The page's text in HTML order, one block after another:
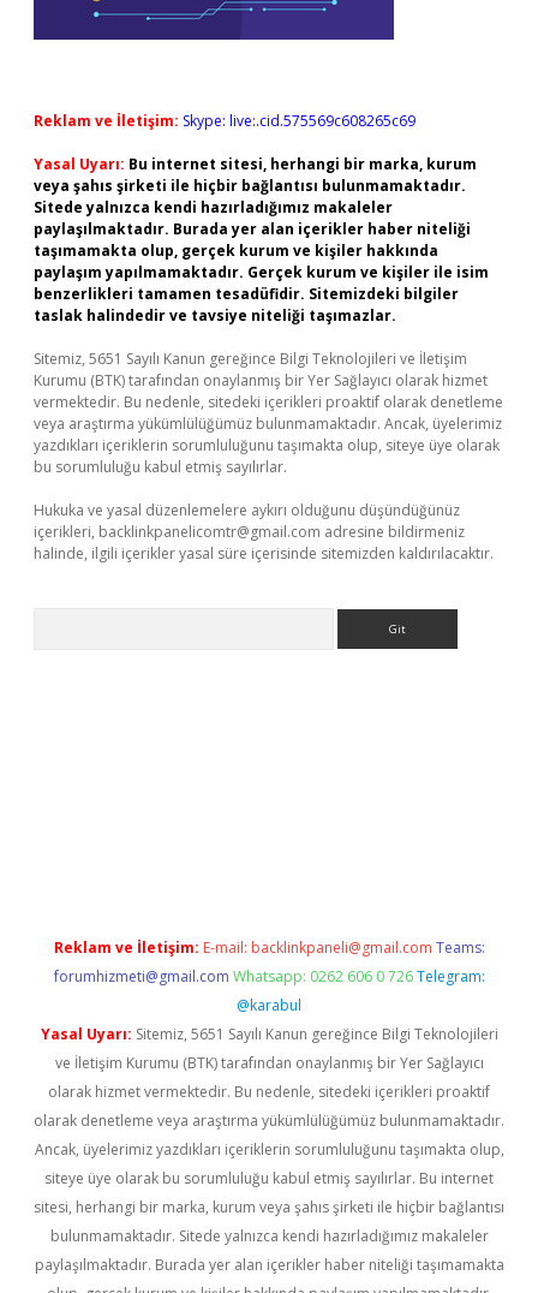
Reklam ve İletişim: Skype: live:.cid.575569c608265c69
Yasal Uyarı: Bu internet sitesi, herhangi bir marka, kurum
veya şahıs şirketi ile hiçbir bağlantısı bulunmamaktadır.
Sitede yalnızca kendi hazırladığımız makaleler
paylaşılmaktadır. Burada yer alan içerikler haber niteliği
taşımamakta olup, gerçek kurum ve kişiler hakkında
paylaşım yapılmamaktadır. Gerçek kurum ve kişiler ile isim
benzerlikleri tamamen tesadüfidir. Sitemizdeki bilgiler
taslak halindedir ve tavsiye niteliği taşımazlar.
Sitemiz, 5651 Sayılı Kanun gereğince Bilgi Teknolojileri ve İletişim
Kurumu (BTK) tarafından onaylanmış bir Yer Sağlayıcı olarak hizmet
vermektedir. Bu nedenle, sitedeki içerikleri proaktif olarak denetleme
veya araştırma yükümlülüğümüz bulunmamaktadır. Ancak, üyelerimiz
yazdıkları içeriklerin sorumluluğunu taşımakta olup, siteye üye olarak
bu sorumluluğu kabul etmiş sayılırlar.
Hukuka ve yasal düzenlemelere aykırı olduğunu düşündüğünüz
içerikleri, backlinkpanelicomtr@gmail.com adresine bildirmeniz
halinde, ilgili içerikler yasal süre içerisinde sitemizden kaldırılacaktır.
Reklam ve İletişim: E-mail: backlinkpaneli@gmail.com Teams:
forumhizmeti@gmail.com Whatsapp: 0262 606 0 726 Telegram:
@karabul
Yasal Uyarı: Sitemiz, 5651 Sayılı Kanun gereğince Bilgi Teknolojileri
ve İletişim Kurumu (BTK) tarafından onaylanmış bir Yer Sağlayıcı
olarak hizmet vermektedir. Bu nedenle, sitedeki içerikleri proaktif
olarak denetleme veya araştırma yükümlülüğümüz bulunmamaktadır.
Ancak, üyelerimiz yazdıkları içeriklerin sorumluluğunu taşımakta olup,
siteye üye olarak bu sorumluluğu kabul etmiş sayılırlar. Bu internet
sitesi, herhangi bir marka, kurum veya şahıs şirketi ile hiçbir bağlantısı
bulunmamaktadır. Sitede yalnızca kendi hazırladığımız makaleler
paylaşılmaktadır. Burada yer alan içerikler haber niteliği taşımamakta